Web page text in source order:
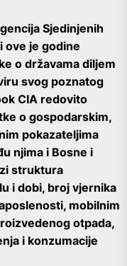
Sjedinjenih
ove je godine
o državama diljem
svog poznatog
CIA redovito
o gospodarskim,
pokazateljima
njima i Bosne i
struktura
i dobi, broj vjernika
mobilnim
otpada,
i konzumacije